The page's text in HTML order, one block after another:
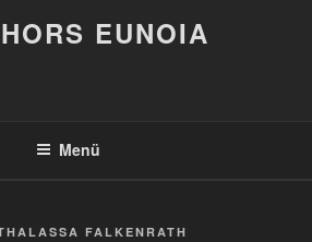
EUNOIA
Menü
FALKENRATH